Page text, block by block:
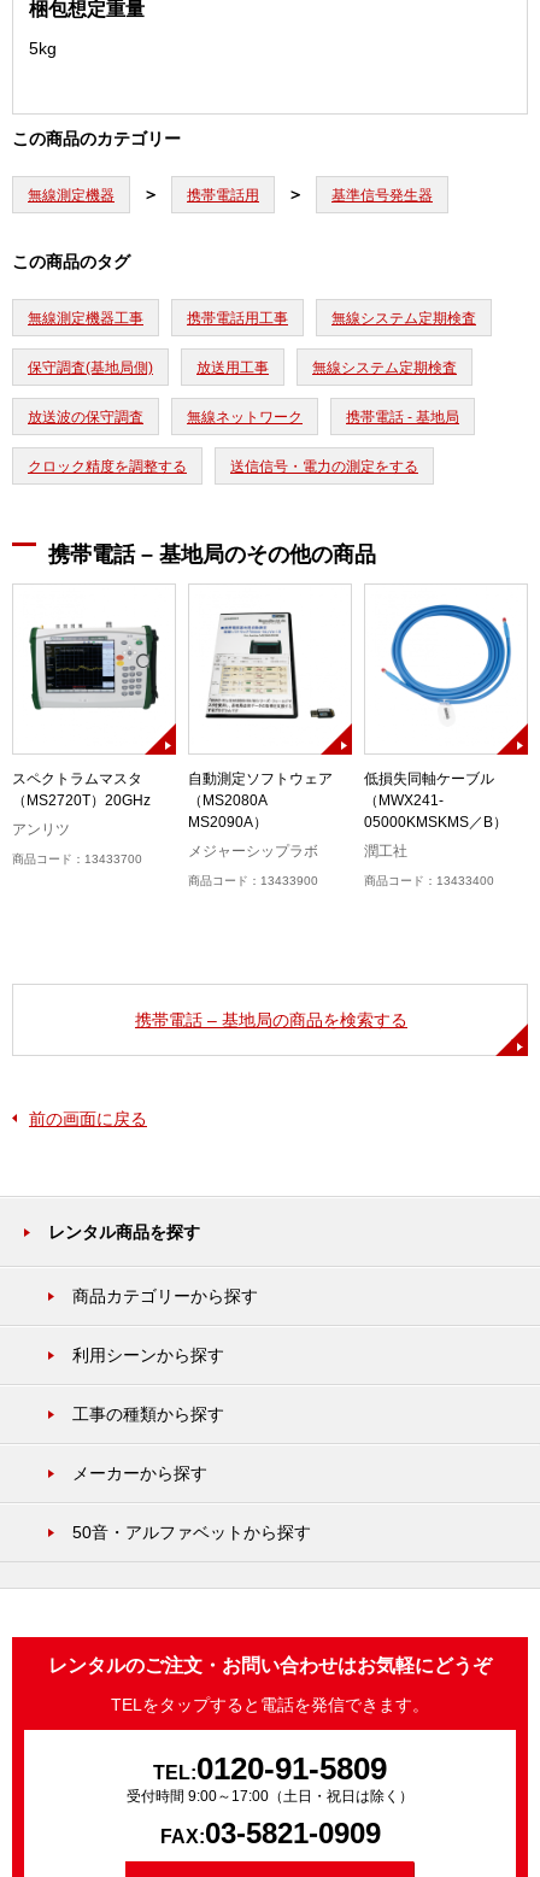
梱包想定重量
5kg
この商品のカテゴリー
無線測定機器 携帯電話用 基準信号発生器
この商品のタグ
無線測定機器工事 携帯電話用工事 無線システム定期検査
保守調査(基地局側) 放送用工事 無線システム定期検査
放送波の保守調査 無線ネットワーク 携帯電話 - 基地局
クロック精度を調整する 送信信号・電力の測定をする
携帯電話 – 基地局のその他の商品
スペクトラムマスタ
（MS2720T）20GHz
アンリツ
商品コード：13433700
自動測定ソフトウェア
（MS2080A
MS2090A）
メジャーシップラボ
商品コード：13433900
低損失同軸ケーブル
（MWX241-
05000KMSKMS／B）
潤工社
商品コード：13433400
携帯電話 – 基地局の商品を検索する
前の画面に戻る
レンタル商品を探す
商品カテゴリーから探す
利用シーンから探す
工事の種類から探す
メーカーから探す
50音・アルファベットから探す
レンタルのご注文・お問い合わせはお気軽にどうぞ
TELをタップすると電話を発信できます。
TEL:0120-91-5809
受付時間 9:00～17:00（土日・祝日は除く）
FAX:03-5821-0909